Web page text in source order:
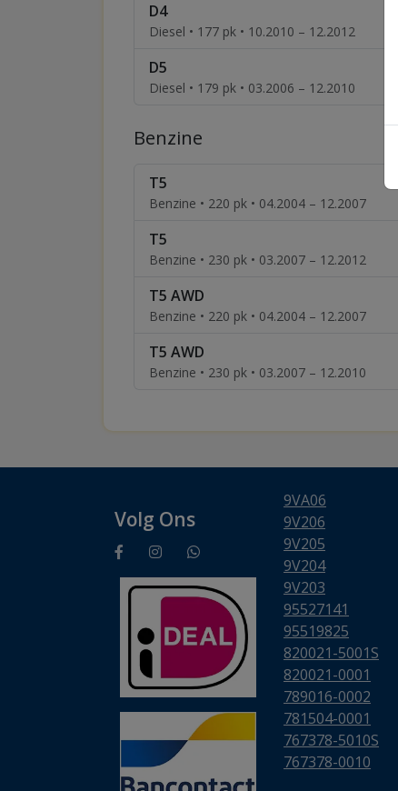
D4
Diesel • 177 pk • 10.2010 – 12.2012
D5
Diesel • 179 pk • 03.2006 – 12.2010
Benzine
T5
Benzine • 220 pk • 04.2004 – 12.2007
T5
Benzine • 230 pk • 03.2007 – 12.2012
T5 AWD
Benzine • 220 pk • 04.2004 – 12.2007
T5 AWD
Benzine • 230 pk • 03.2007 – 12.2010
Volg Ons
9VA06
9V206
9V205
9V204
9V203
95527141
95519825
820021-5001S
820021-0001
789016-0002
781504-0001
767378-5010S
767378-0010